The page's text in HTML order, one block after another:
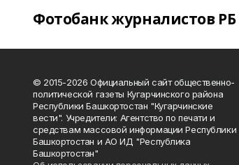
Фотобанк журналистов РБ
© 2015-2026 Официальный сайт общественно-
политической газеты Кугарчинского района
Республики Башкортостан "Кугарчинские
вести". Учредители: Агентство по печати и
средствам массовой информации Республики
Башкортостан и АО ИД "Республика
Башкортостан"